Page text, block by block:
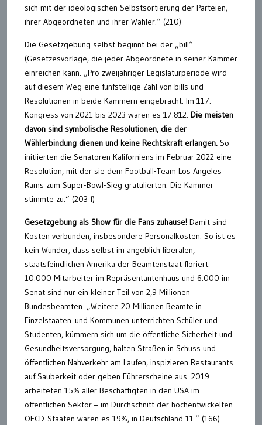
sich mit der ideologischen Selbstsortierung der Parteien,
ihrer Abgeordneten und ihrer Wähler.“ (210)
Die Gesetzgebung selbst beginnt bei der „bill“
(Gesetzesvorlage, die jeder Abgeordnete in seiner Kammer
einreichen kann. „Pro zweijähriger Legislaturperiode wird
auf diesem Weg eine fünfstellige Zahl von bills und
Resolutionen in beide Kammern eingebracht. Im 117.
Kongress von 2021 bis 2023 waren es 17.812. Die meisten
davon sind symbolische Resolutionen, die der
Wählerbindung dienen und keine Rechtskraft erlangen. So
initiierten die Senatoren Kaliforniens im Februar 2022 eine
Resolution, mit der sie dem Football-Team Los Angeles
Rams zum Super-Bowl-Sieg gratulierten. Die Kammer
stimmte zu.“ (203 f)
Gesetzgebung als Show für die Fans zuhause! Damit sind
Kosten verbunden, insbesondere Personalkosten. So ist es
kein Wunder, dass selbst im angeblich liberalen,
staatsfeindlichen Amerika der Beamtenstaat floriert.
10.000 Mitarbeiter im Repräsentantenhaus und 6.000 im
Senat sind nur ein kleiner Teil von 2,9 Millionen
Bundesbeamten. „Weitere 20 Millionen Beamte in
Einzelstaaten und Kommunen unterrichten Schüler und
Studenten, kümmern sich um die öffentliche Sicherheit und
Gesundheitsversorgung, halten Straßen in Schuss und
öffentlichen Nahverkehr am Laufen, inspizieren Restaurants
auf Sauberkeit oder geben Führerscheine aus. 2019
arbeiteten 15% aller Beschäftigten in den USA im
öffentlichen Sektor – im Durchschnitt der hochentwickelten
OECD-Staaten waren es 19%, in Deutschland 11.“ (166)